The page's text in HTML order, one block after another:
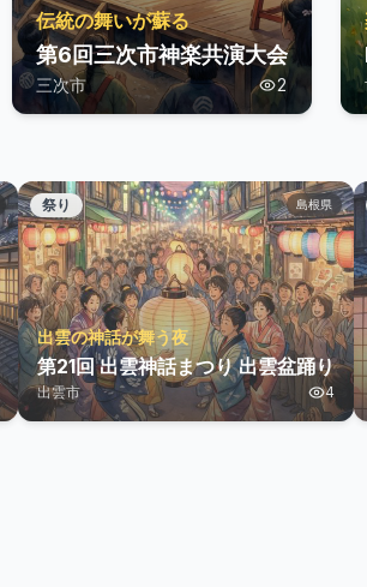
伝統の舞いが蘇る
第6回三次市神楽共演大会
三次市 2
祭り 島根県
出雲の神話が舞う夜
第21回 出雲神話まつり 出雲盆踊り
出雲市 4